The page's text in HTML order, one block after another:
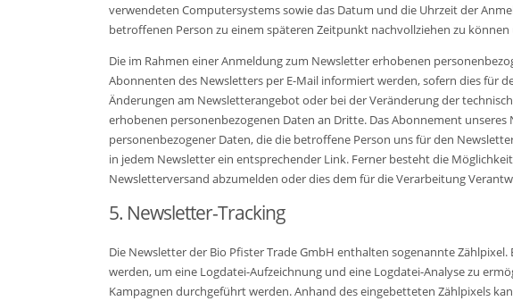
verwendeten Computersystems sowie das Datum und die Uhrzeit der
betroffenen Person zu einem späteren Zeitpunkt nachvollziehen zu
Die im Rahmen einer Anmeldung zum Newsletter erhobenen
Abonnenten des Newsletters per E-Mail informiert werden, sofern dies für
Änderungen am Newsletterangebot oder bei der Veränderung der
erhobenen personenbezogenen Daten an Dritte. Das Abonnement
personenbezogener Daten, die die betroffene Person uns für den
in jedem Newsletter ein entsprechender Link. Ferner besteht die
Newsletterversand abzumelden oder dies dem für die Verarbeitung
5. Newsletter-Tracking
Die Newsletter der Bio Pfister Trade GmbH enthalten sogenannte
werden, um eine Logdatei-Aufzeichnung und eine Logdatei-Analyse zu
Kampagnen durchgeführt werden. Anhand des eingebetteten Zählpixels